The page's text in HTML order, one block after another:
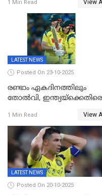
മുൻനായകരുടെ മികവിൽ
ഓസീസിനെതിരെ ഉജ്ജ്വല
1 Min Read View
LATEST NEWS
Posted On 23-10-2025
രണ്ടാം ഏകദിനത്തിലും
തോൽവി, ഇന്ത്യയ്‌ക്കെതിരെ
1 Min Read View
LATEST NEWS
Posted On 20-10-2025